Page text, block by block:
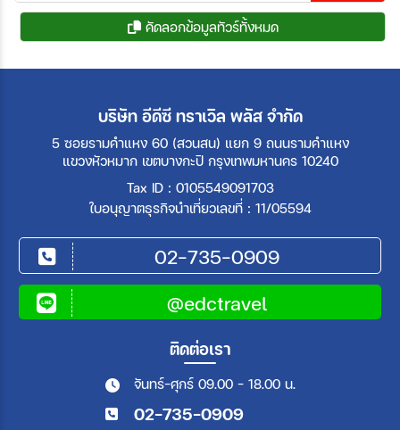
คัดลอกข้อมูลทัวร์ทั้งหมด
บริษัท อีดีซี ทราเวิล พลัส จำกัด
5 ซอยรามคำแหง 60 (สวนสน) แยก 9 ถนนรามคำแหง
แขวงหัวหมาก เขตบางกะปิ กรุงเทพมหานคร 10240
Tax ID : 0105549091703
ใบอนุญาตธุรกิจนำเที่ยวเลขที่ : 11/05594
02-735-0909
@edctravel
ติดต่อเรา
จันทร์-ศุกร์ 09.00 - 18.00 น.
02-735-0909